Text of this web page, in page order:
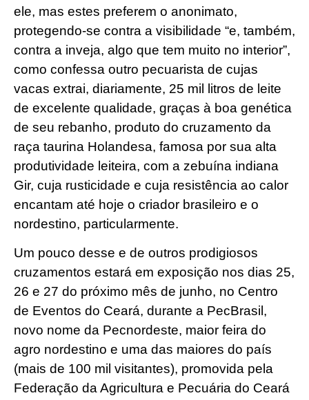
ele, mas estes preferem o anonimato,
protegendo-se contra a visibilidade “e, também,
contra a inveja, algo que tem muito no interior”,
como confessa outro pecuarista de cujas
vacas extrai, diariamente, 25 mil litros de leite
de excelente qualidade, graças à boa genética
de seu rebanho, produto do cruzamento da
raça taurina Holandesa, famosa por sua alta
produtividade leiteira, com a zebuína indiana
Gir, cuja rusticidade e cuja resistência ao calor
encantam até hoje o criador brasileiro e o
nordestino, particularmente.
Um pouco desse e de outros prodigiosos
cruzamentos estará em exposição nos dias 25,
26 e 27 do próximo mês de junho, no Centro
de Eventos do Ceará, durante a PecBrasil,
novo nome da Pecnordeste, maior feira do
agro nordestino e uma das maiores do país
(mais de 100 mil visitantes), promovida pela
Federação da Agricultura e Pecuária do Ceará